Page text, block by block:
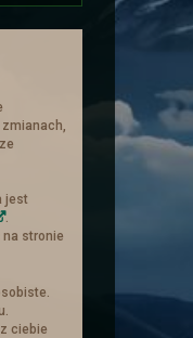
jest
.
stronie
ciebie